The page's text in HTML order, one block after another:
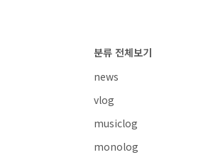
분류 전체보기
news
vlog
musiclog
monolog